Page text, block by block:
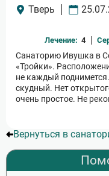
Тверь
Лечение: 4
Санаторию Ивушка в
«Тройки».
не каждый
скудный. Нет
очень простое. Не
Вернуться в